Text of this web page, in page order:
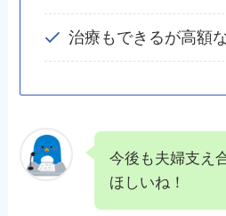
治療もできるが高額
今後も夫婦支え
ほしいね！